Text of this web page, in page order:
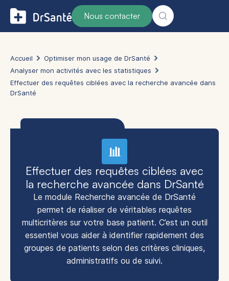
Nous contacter
Accueil
Optimiser mon usage de DrSanté
Analyser mon activités avec les statistiques
Effectuer des requêtes ciblées avec la recherche avancée dans
DrSanté
Effectuer des requêtes ciblées avec
la recherche avancée dans DrSanté
Le module Recherche avancée de DrSanté
permet de réaliser de véritables requêtes
multicritères sur votre base patient. C’est un outil
essentiel vous aider à identifier rapidement des
groupes de patients selon des critères cliniques,
administratifs ou de suivi.